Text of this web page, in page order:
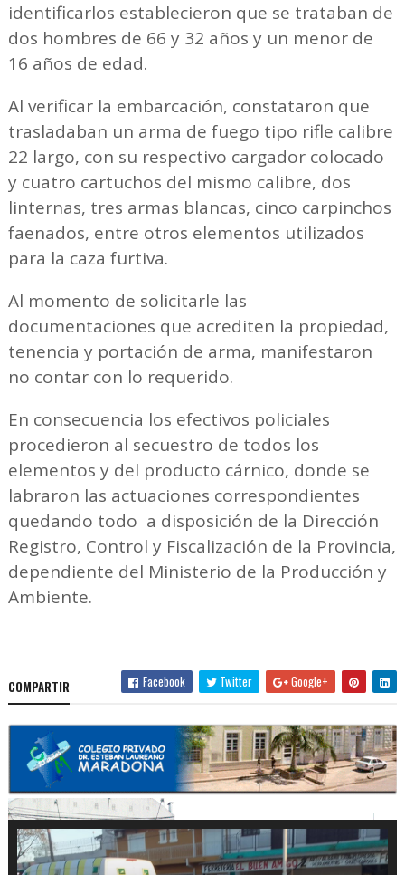
identificarlos establecieron que se trataban de
dos hombres de 66 y 32 años y un menor de
16 años de edad.
Al verificar la embarcación, constataron que
trasladaban un arma de fuego tipo rifle calibre
22 largo, con su respectivo cargador colocado
y cuatro cartuchos del mismo calibre, dos
linternas, tres armas blancas, cinco carpinchos
faenados, entre otros elementos utilizados
para la caza furtiva.
Al momento de solicitarle las
documentaciones que acrediten la propiedad,
tenencia y portación de arma, manifestaron
no contar con lo requerido.
En consecuencia los efectivos policiales
procedieron al secuestro de todos los
elementos y del producto cárnico, donde se
labraron las actuaciones correspondientes
quedando todo a disposición de la Dirección
Registro, Control y Fiscalización de la Provincia,
dependiente del Ministerio de la Producción y
Ambiente.
COMPARTIR Facebook Twitter Google+